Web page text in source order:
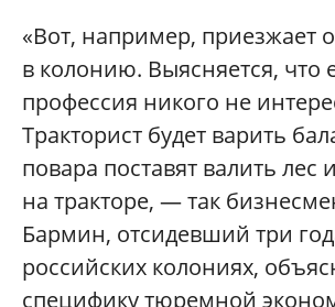
«Вот, например, приезжает
в колонию. Выясняется, что
профессия никого не
Тракторист будет варить
повара поставят валить лес
на тракторе, — так
Бармин, отсидевший три
российских колониях,
специфику тюремной